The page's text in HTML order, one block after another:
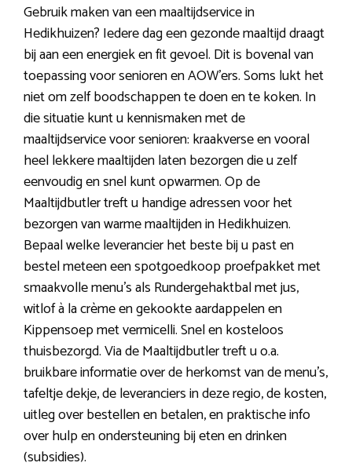
Gebruik maken van een maaltijdservice in
Hedikhuizen? Iedere dag een gezonde maaltijd draagt
bij aan een energiek en fit gevoel. Dit is bovenal van
toepassing voor senioren en AOW’ers. Soms lukt het
niet om zelf boodschappen te doen en te koken. In
die situatie kunt u kennismaken met de
maaltijdservice voor senioren: kraakverse en vooral
heel lekkere maaltijden laten bezorgen die u zelf
eenvoudig en snel kunt opwarmen. Op de
Maaltijdbutler treft u handige adressen voor het
bezorgen van warme maaltijden in Hedikhuizen.
Bepaal welke leverancier het beste bij u past en
bestel meteen een spotgoedkoop proefpakket met
smaakvolle menu’s als Rundergehaktbal met jus,
witlof à la crème en gekookte aardappelen en
Kippensoep met vermicelli. Snel en kosteloos
thuisbezorgd. Via de Maaltijdbutler treft u o.a.
bruikbare informatie over de herkomst van de menu’s,
tafeltje dekje, de leveranciers in deze regio, de kosten,
uitleg over bestellen en betalen, en praktische info
over hulp en ondersteuning bij eten en drinken
(subsidies).